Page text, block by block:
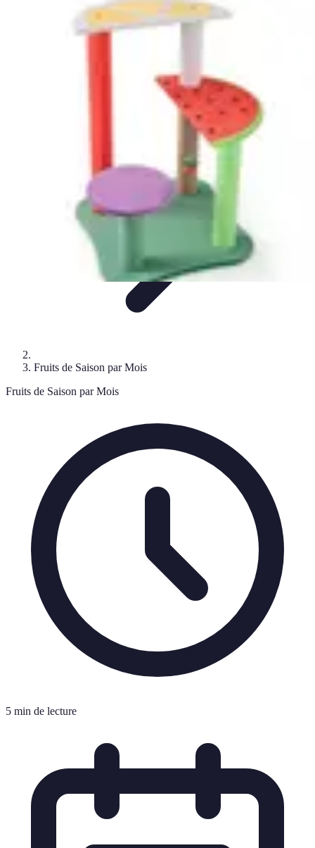
Alimentation saineArticles Mensuels
Fruits de Saison par Mois
Fruits de Saison par Mois
5 min de lecture